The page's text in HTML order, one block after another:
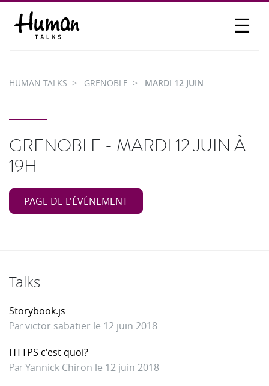
☰
PARTICIPER
HUMAN TALKS GRENOBLE MARDI 12 JUIN
GRENOBLE - MARDI 12 JUIN À
19H
PAGE DE L'ÉVÉNEMENT
Talks
Storybook.js
Parvictor sabatier le 12 juin 2018
HTTPS c'est quoi?
ParYannick Chiron le 12 juin 2018